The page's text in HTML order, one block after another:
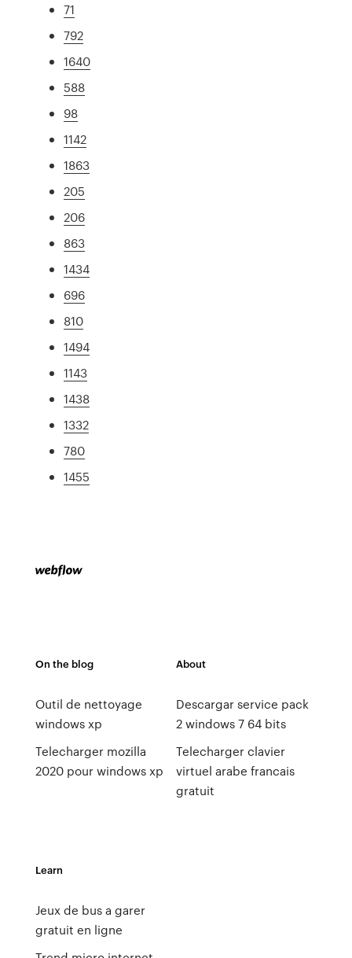
71
792
1640
588
98
1142
1863
205
206
863
1434
696
810
1494
1143
1438
1332
780
1455
On the blog
Outil de nettoyage
windows xp
Telecharger mozilla
2020 pour windows xp
About
Descargar service pack
2 windows 7 64 bits
Telecharger clavier
virtuel arabe francais
gratuit
Learn
Jeux de bus a garer
gratuit en ligne